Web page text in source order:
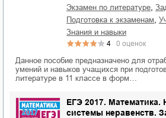
экзамен по литературе
подготовка к экзаменам
знания и навыки
4 0 оценок
Данное пособие предназначено для
умений и навыков учащихся при
литературе в 11 классе в форм…
ЕГЭ 2017. Математика.
системы неравенств.